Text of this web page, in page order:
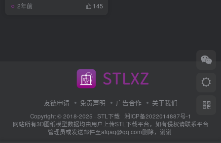
2年前 145
友链申请 免责声明 广告合作 关于我们
Copyright © 2018-2025 · STL下载
湘ICP备2022014887号-1
网站所有3D图纸模型数据均由用户上传STL下载平台，如有侵权请联系平台
管理员或发送邮件至aiqaq@qq.com删除，谢谢